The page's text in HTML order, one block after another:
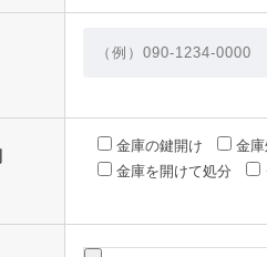
金庫の鍵開け 金
金庫を開けて処分